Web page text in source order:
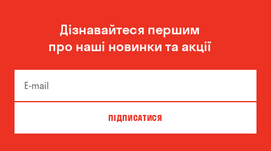
Бориспіль Боярка
Бровари Буча
Велика Северинка Вишгород
Дізнавайтеся першим
про наші новинки та акції
ПІДПИСАТИСЯ